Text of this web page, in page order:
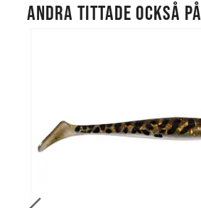
ANDRA TITTADE OCKSÅ PÅ